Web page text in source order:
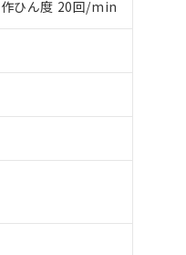
ひん度 20回/min
更新日時点での社内データ
準価格とは異なる場合があ
、またはお客様担当のオム
用いただくには、I-Webメ
品リストについて、当社お
・商談に必要な範囲で利用
以下
。
、
、 PBDEs(ポリ臭化ジフェニルエ
、 BBP(フタル酸ブチルベン
ることを示します。
さい。
など、違法に輸出されない
生物兵器またはその他武器
1、2および3の内容を当該
違法に輸出するおそれがある
キャンセル
のお取引先、またはお客様
ていない機種